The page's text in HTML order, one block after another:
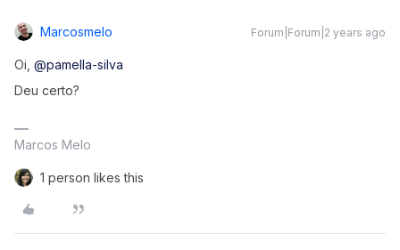
Marcosmelo Forum|Forum|2 years ago
Oi, @pamella-silva
Deu certo?
Marcos Melo
1 person likes this